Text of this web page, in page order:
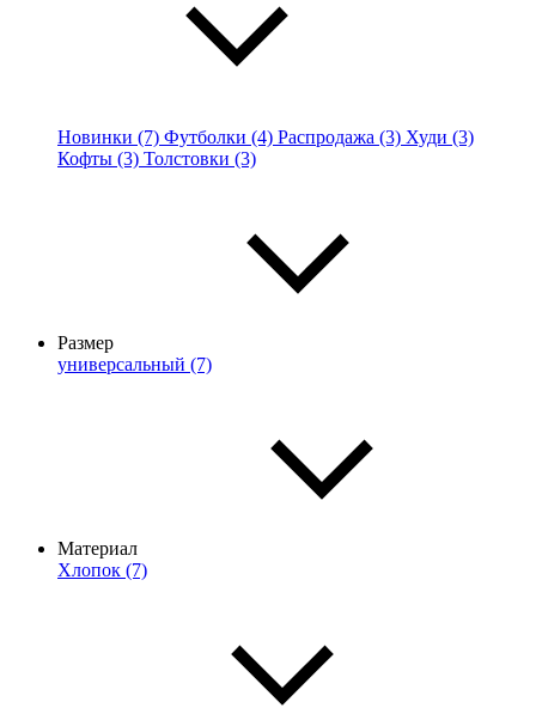
Новинки (7) Футболки (4) Распродажа (3) Худи (3)
Кофты (3) Толстовки (3)
Размер
универсальный (7)
Материал
Хлопок (7)